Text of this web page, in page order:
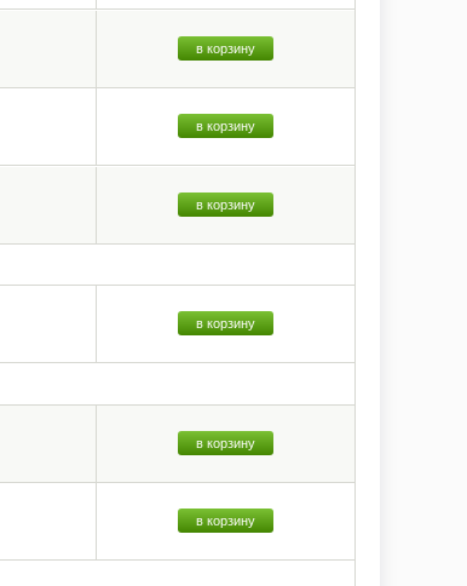
в корзину
в корзину
в корзину
в корзину
в корзину
в корзину